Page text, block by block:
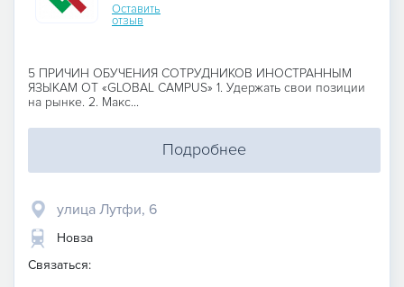
Оставить
отзыв
5 ПРИЧИН ОБУЧЕНИЯ СОТРУДНИКОВ ИНОСТРАННЫМ
ЯЗЫКАМ ОТ «GLOBAL CAMPUS» 1. Удержать свои позиции
на рынке. 2. Макс...
Подробнее
улица Лутфи, 6
Новза
Связаться: